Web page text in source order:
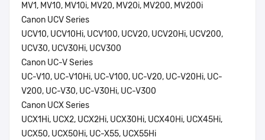
MV1, MV10, MV10i, MV20, MV20i, MV200, MV200i
Canon UCV Series
UCV10, UCV10Hi, UCV100, UCV20, UCV20Hi, UCV200,
UCV30, UCV30Hi, UCV300
Canon UC-V Series
UC-V10, UC-V10Hi, UC-V100, UC-V20, UC-V20Hi, UC-
V200, UC-V30, UC-V30Hi, UC-V300
Canon UCX Series
UCX1Hi, UCX2, UCX2Hi, UCX30Hi, UCX40Hi, UCX45Hi,
UCX50, UCX50Hi, UC-X55, UCX55Hi